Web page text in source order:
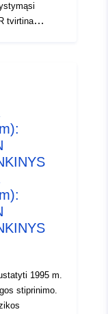
tvirtina
statybos
praktikos
PPR
kurie yra
klausimai
1995 m.
stiprinimo.